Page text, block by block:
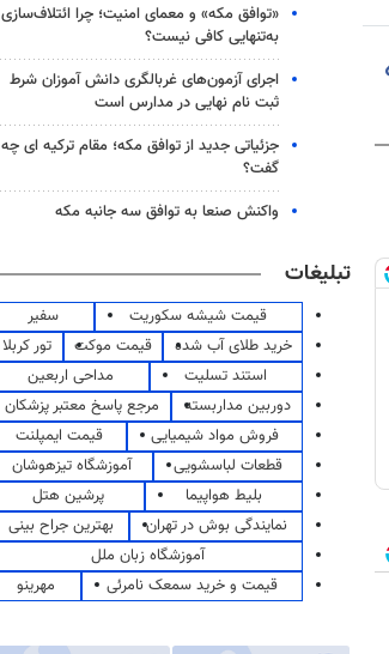
«توافق مکه» و معمای امنیت؛ چرا ائتلاف‌سازی
به‌تنهایی کافی نیست؟
اجرای آزمون‌های غربالگری دانش آموزان شرط
ثبت نام نهایی در مدارس است
جزئیاتی جدید از توافق مکه؛ مقام ترکیه ای چه
گفت؟
واکنش صنعا به توافق سه جانبه مکه
تبلیغات
قیمت شیشه سکوریت
سفیر
خرید طلای آب شده
قیمت موکت
تور کربلا
استند تسلیت
مداحی اربعین
دوربین مداربسته
مرجع پاسخ معتبر پزشکان
فروش مواد شیمیایی
قیمت ایمپلنت
قطعات لباسشویی
آموزشگاه تیزهوشان
بلیط هواپیما
پرشین هتل
نمایندگی بوش در تهران
بهترین جراح بینی
آموزشگاه زبان ملل
قیمت و خرید سمعک نامرئی
مهرینو